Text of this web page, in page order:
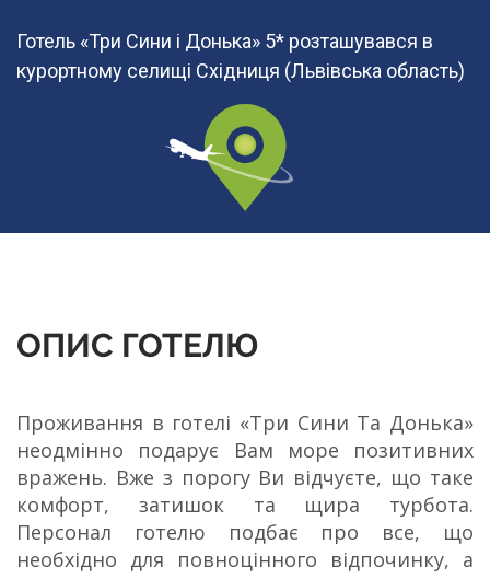
Готель «Три Сини і Донька» 5* розташувався в
курортному селищі Східниця (Львівська область)
ОПИС ГОТЕЛЮ
Проживання в готелі «Три Сини Та Донька»
неодмінно подарує Вам море позитивних
вражень. Вже з порогу Ви відчуєте, що таке
комфорт, затишок та щира турбота.
Персонал готелю подбає про все, що
необхідно для повноцінного відпочинку, а